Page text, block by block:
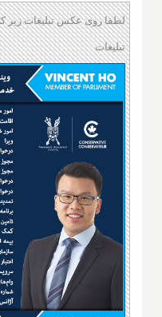
لطفا روی عکس تبلیغات زیر
تبلیغات